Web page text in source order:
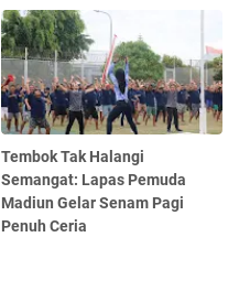
Tembok Tak Halangi
Semangat: Lapas Pemuda
Madiun Gelar Senam Pagi
Penuh Ceria